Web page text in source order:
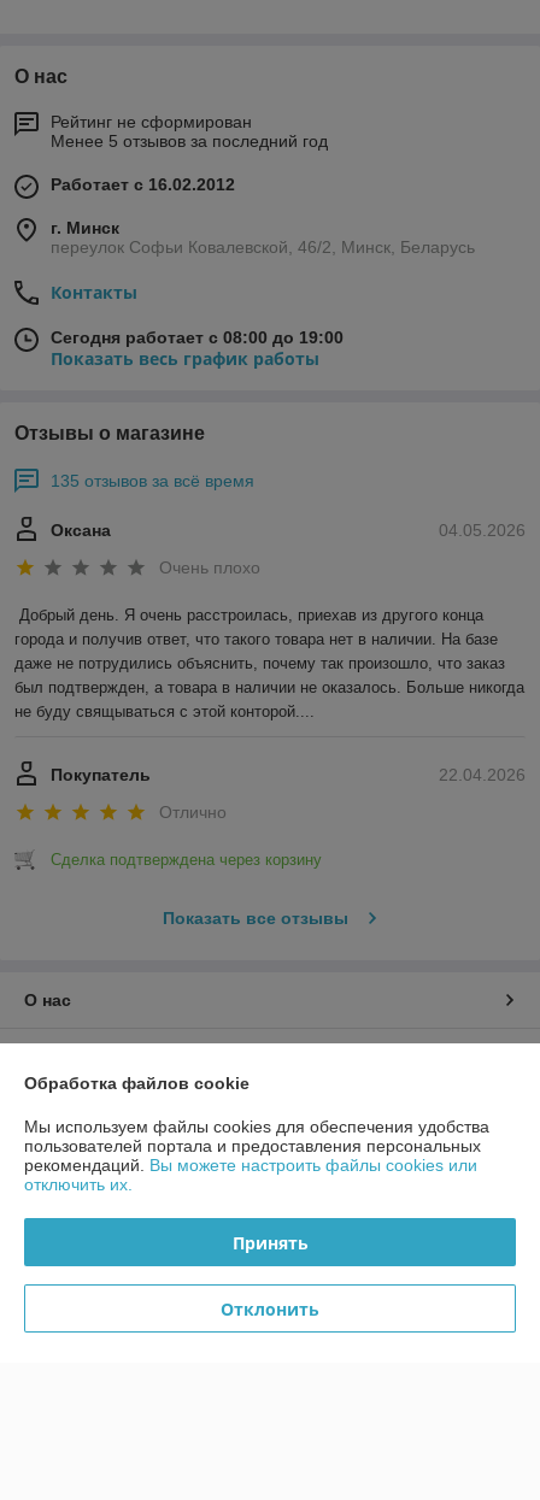
О нас
Рейтинг не сформирован
Менее 5 отзывов за последний год
Работает с 16.02.2012
г. Минск
переулок Софьи Ковалевской, 46/2, Минск, Беларусь
Контакты
Сегодня работает с 08:00 до 19:00
Показать весь график работы
Отзывы о магазине
135 отзывов за всё время
04.05.2026
Оксана
Очень плохо
Добрый день. Я очень расстроилась, приехав из другого конца
города и получив ответ, что такого товара нет в наличии. На базе
даже не потрудились объяснить, почему так произошло, что заказ
был подтвержден, а товара в наличии не оказалось. Больше никогда
не буду свящываться с этой конторой....
22.04.2026
Покупатель
Отлично
Сделка подтверждена через корзину
Показать все отзывы
О нас
График работы
Полная версия сайта
Политика обработки cookies
Обработка файлов cookie
Мы используем файлы cookies для обеспечения удобства
пользователей портала и предоставления персональных
рекомендаций. Вы можете настроить файлы cookies или
отключить их.
Принять
Отклонить